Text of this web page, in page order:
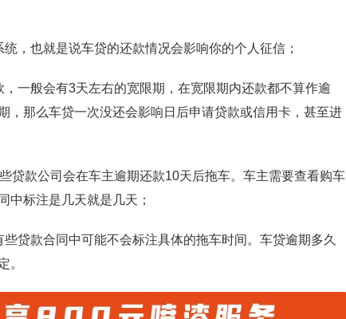
，也就是说车贷的还款情况会影响你的个人征信；
一般会有3天左右的宽限期，在宽限期内还款都不算作逾
，那么车贷一次没还会影响日后申请贷款或信用卡，甚至进
贷款公司会在车主逾期还款10天后拖车。车主需要查看购车
中标注是几天就是几天；
贷款合同中可能不会标注具体的拖车时间。车贷逾期多久
。